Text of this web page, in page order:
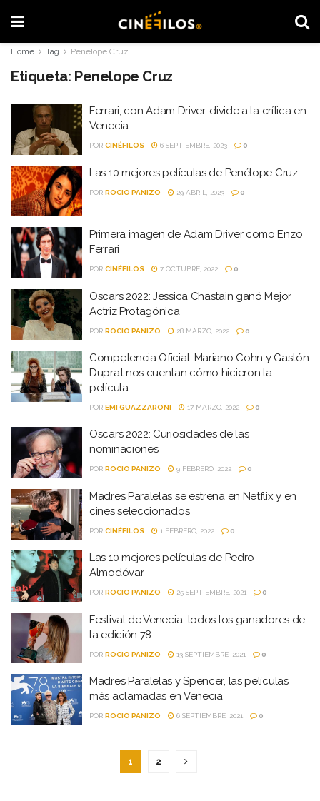
Home Tag Penelope Cruz
Etiqueta: Penelope Cruz
Ferrari, con Adam Driver, divide a la crítica en
Venecia
POR CINÉFILOS 6 SEPTIEMBRE, 2023 0
Las 10 mejores películas de Penélope Cruz
POR ROCIO PANIZO 29 ABRIL, 2023 0
Primera imagen de Adam Driver como Enzo
Ferrari
POR CINÉFILOS 7 OCTUBRE, 2022 0
Oscars 2022: Jessica Chastain ganó Mejor
Actriz Protagónica
POR ROCIO PANIZO 28 MARZO, 2022 0
Competencia Oficial: Mariano Cohn y Gastón
Duprat nos cuentan cómo hicieron la
película
POR EMI GUAZZARONI 17 MARZO, 2022 0
Oscars 2022: Curiosidades de las
nominaciones
POR ROCIO PANIZO 9 FEBRERO, 2022 0
Madres Paralelas se estrena en Netflix y en
cines seleccionados
POR CINÉFILOS 1 FEBRERO, 2022 0
Las 10 mejores películas de Pedro
Almodóvar
POR ROCIO PANIZO 25 SEPTIEMBRE, 2021 0
Festival de Venecia: todos los ganadores de
la edición 78
POR ROCIO PANIZO 13 SEPTIEMBRE, 2021 0
Madres Paralelas y Spencer, las películas
más aclamadas en Venecia
POR ROCIO PANIZO 6 SEPTIEMBRE, 2021 0
1 2